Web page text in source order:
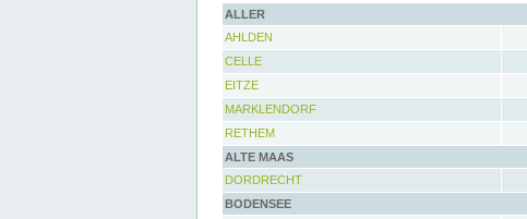
ALLER
AHLDEN
CELLE
EITZE
MARKLENDORF
RETHEM
ALTE MAAS
DORDRECHT
BODENSEE